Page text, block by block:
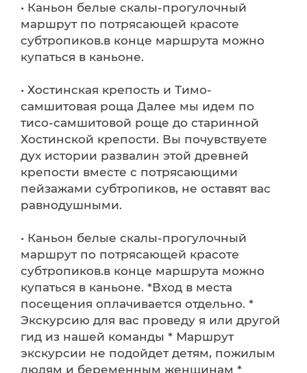
• Каньон белые скалы-прогулочный
маршрут по потрясающей красоте
субтропиков.в конце маршрута можно
купаться в каньоне.
• Хостинская крепость и Тимо-
самшитовая роща Далее мы идем по
тисо-самшитовой роще до старинной
Хостинской крепости. Вы почувствуете
дух истории развалин этой древней
крепости вместе с потрясающими
пейзажами субтропиков, не оставят вас
равнодушными.
• Каньон белые скалы-прогулочный
маршрут по потрясающей красоте
субтропиков.в конце маршрута можно
купаться в каньоне. *Вход в места
посещения оплачивается отдельно. *
Экскурсию для вас проведу я или другой
гид из нашей команды * Маршрут
экскурсии не подойдет детям, пожилым
людям и беременным женщинам *